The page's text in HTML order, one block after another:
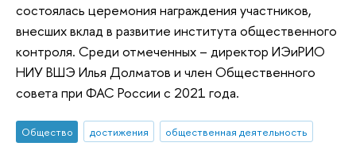
состоялась церемония награждения участников,
внесших вклад в развитие института общественного
контроля. Среди отмеченных – директор ИЭиРИО
НИУ ВШЭ Илья Долматов и член Общественного
совета при ФАС России с 2021 года.
Общество достижения общественная деятельность